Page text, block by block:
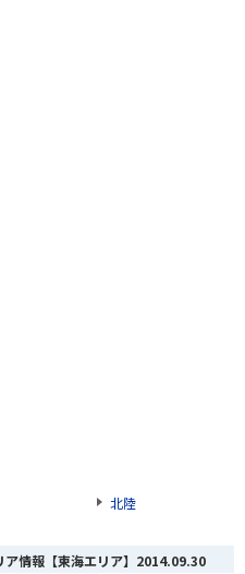
北陸
情報【東海エリア】 2014.09.30